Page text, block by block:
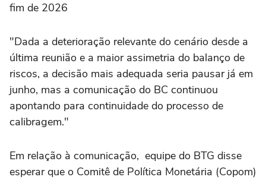
fim de 2026
"Dada a deterioração relevante do cenário desde a
última reunião e a maior assimetria do balanço de
riscos, a decisão mais adequada seria pausar já em
junho, ‌mas a comunicação do BC continuou
apontando para continuidade do processo de
calibragem."
Em relação à comunicação, equipe do BTG disse
esperar que o ‌Comitê de Política Monetária (Copom)